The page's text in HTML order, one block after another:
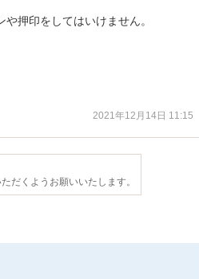
押印をしてはいけません。
2021年12月14日 11:15
だくようお願いいたします。